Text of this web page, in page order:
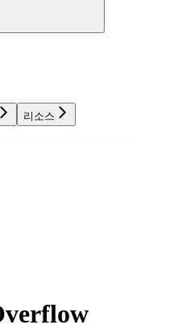
리소스